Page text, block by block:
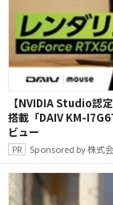
【NVIDIA Studio認
搭載「DAIV KM-
ビュー
Sponsored by 株式